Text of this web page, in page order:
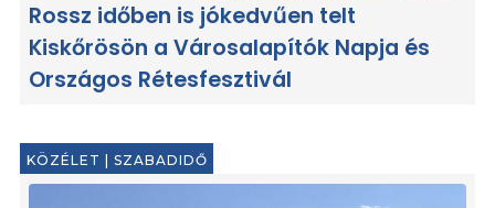
Rossz időben is jókedvűen telt
Kiskőrösön a Városalapítók Napja és
Országos Rétesfesztivál
KÖZÉLET SZABADIDŐ